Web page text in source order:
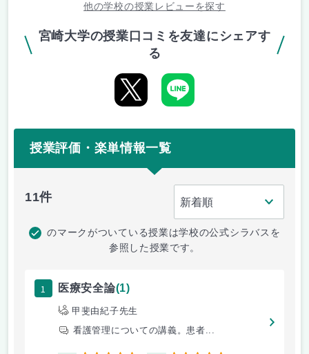
他の学校の授業レビューを探す
宮崎大学の授業口コミを友達にシェアす
る
授業評価・楽単情報一覧
11件
のマークがついている授業は学校の公式シラバスを
参照した授業です。
1 医療安全論(1)
甲斐由紀子先生
看護管理についての講義。患者...